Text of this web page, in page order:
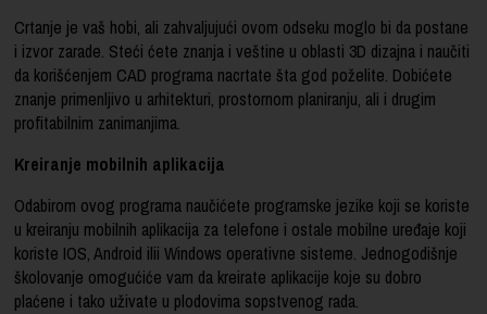
Crtanje je vaš hobi, ali zahvaljujući ovom odseku moglo bi da postane
i izvor zarade. Steći ćete znanja i veštine u oblasti 3D dizajna i naučiti
da korišćenjem CAD programa nacrtate šta god poželite. Dobićete
znanje primenljivo u arhitekturi, prostornom planiranju, ali i drugim
profitabilnim zanimanjima.
Kreiranje mobilnih aplikacija
Odabirom ovog programa naučićete programske jezike koji se koriste
u kreiranju mobilnih aplikacija za telefone i ostale mobilne uređaje koji
koriste IOS, Android ilii Windows operativne sisteme. Jednogodišnje
školovanje omogućiće vam da kreirate aplikacije koje su dobro
plaćene i tako uživate u plodovima sopstvenog rada.